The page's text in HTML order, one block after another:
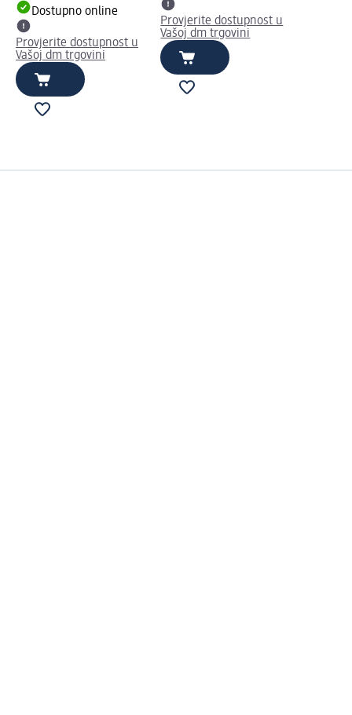
Dostupno online
Provjerite dostupnost u
Vašoj dm trgovini
Provjerite dostupnost u
Vašoj dm trgovini